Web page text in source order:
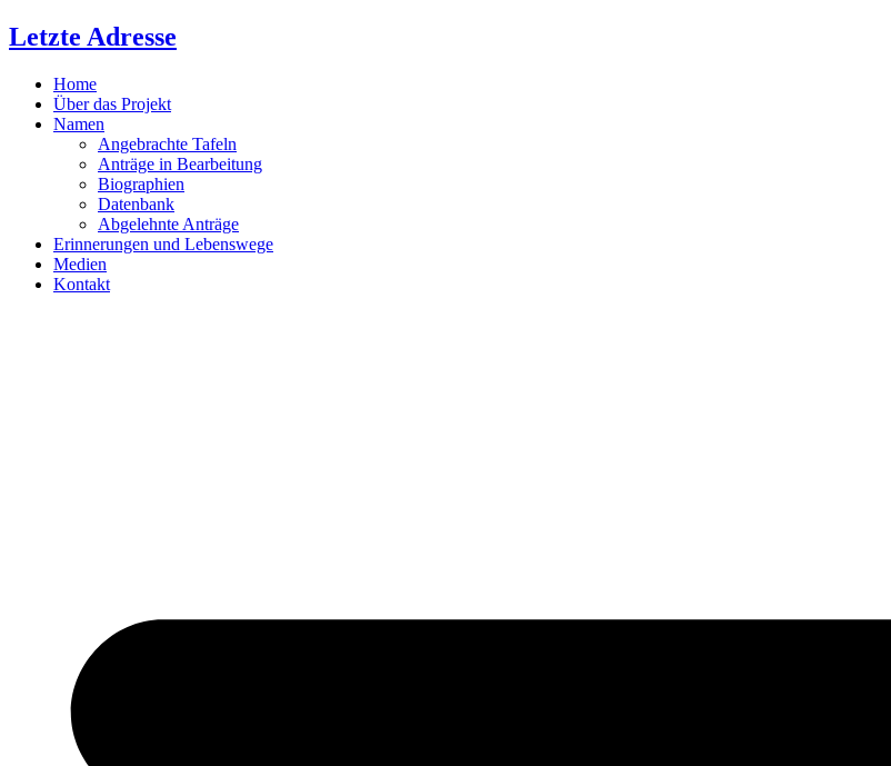
Zum
Inhalt
Letzte Adresse
Home
Über das Projekt
Namen
Angebrachte Tafeln
Anträge in Bearbeitung
Biographien
Datenbank
Abgelehnte Anträge
Erinnerungen und Lebenswege
Medien
Kontakt